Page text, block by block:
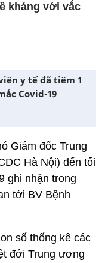
kháng với vắc
y tế đã tiêm 1
Covid-19
Giám đốc Trung
Hà Nội) đến tối
ghi nhận trong
tới BV Bệnh
số thống kê các
đới Trung ương